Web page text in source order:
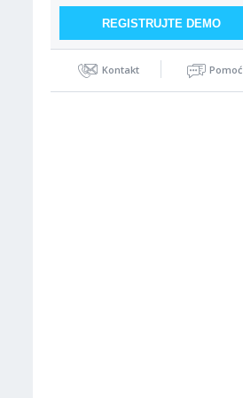
Kontakt Pomoć